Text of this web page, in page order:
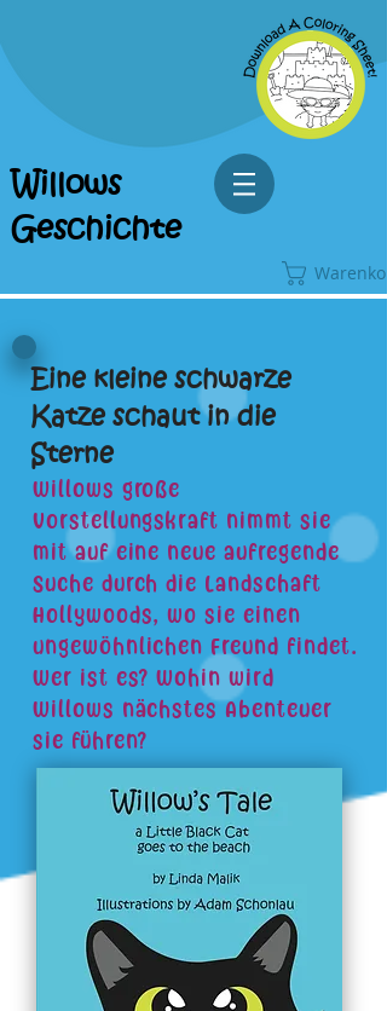
Willows
Geschichte
Eine kleine schwarze
Katze schaut in die
Sterne
Willows große
Vorstellungskraft nimmt sie
mit auf eine neue aufregende
Suche durch die Landschaft
Hollywoods, wo sie einen
ungewöhnlichen Freund findet.
Wer ist es? Wohin wird
Willows nächstes Abenteuer
sie führen?